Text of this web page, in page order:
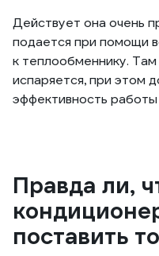
Действует она очень
подается при помощи
к теплообменнику.
испаряется, при этом
эффективность
Правда ли,
поставить